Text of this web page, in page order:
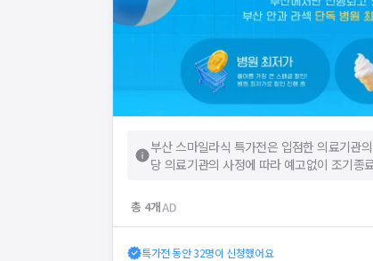
부산 스마일라식 특가전은 입점한 의료기관
당 의료기관의 사정에 따라 예고없이 조기종
총 4개
특가전 동안 32명이 신청했어요